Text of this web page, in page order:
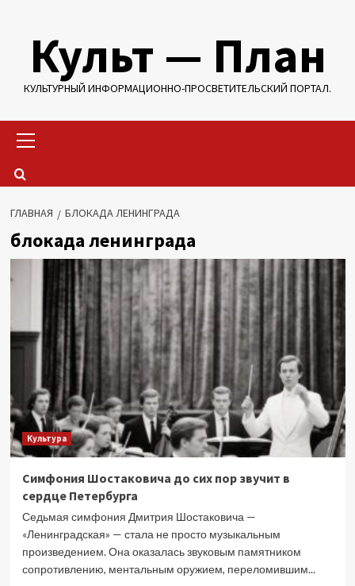
содержимому
Культ — План
КУЛЬТУРНЫЙ ИНФОРМАЦИОННО-ПРОСВЕТИТЕЛЬСКИЙ ПОРТАЛ.
меню
ГЛАВНАЯ БЛОКАДА ЛЕНИНГРАДА
блокада ленинграда
Культура
Симфония Шостаковича до сих пор звучит в
сердце Петербурга
Седьмая симфония Дмитрия Шостаковича —
«Ленинградская» — стала не просто музыкальным
произведением. Она оказалась звуковым памятником
сопротивлению, ментальным оружием, переломившим...